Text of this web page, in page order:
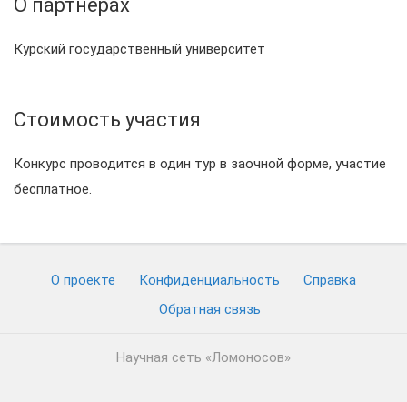
О партнёрах
Курский государственный университет
Стоимость участия
Конкурс проводится в один тур в заочной форме, участие
бесплатное.
О проекте Конфиденциальность
Cправка
Обратная связь
Научная сеть «Ломоносов»